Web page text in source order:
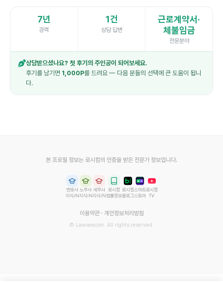
7년
경력
1건
상담 답변
근로계약서·
체불임금
전문분야
상담받으셨나요? 첫 후기의 주인공이 되어보세요.
후기를 남기면 1,000P를 드려요 — 다음 분들의 선택에 큰 도움이 됩니
다.
본 프로필 정보는 로시컴의 인증을 받은 전문가 정보입니다.
변호사
지식iN
노무사
지식iN
세무사
지식iN
로시컴
법률정보
로시컴
블로그
스마트
스토어
로시컴
TV
이용약관· 개인정보처리방침
© Lawseecom. All rights reserved.